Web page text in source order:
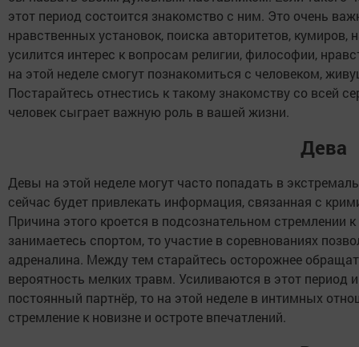
этот период состоится знакомство с ним. Это очень
нравственных установок, поиска авторитетов,
усилится интерес к вопросам религии, философии,
на этой неделе смогут познакомиться с человеком,
Постарайтесь отнестись к такому знакомству со всей
человек сыграет важную роль в вашей жизни.
Дева
Девы на этой неделе могут часто попадать в
сейчас будет привлекать информация, связанная с
Причина этого кроется в подсознательном стремлении
занимаетесь спортом, то участие в соревнованиях
адреналина. Между тем старайтесь осторожнее
вероятность мелких травм. Усиливаются в этот период
постоянный партнёр, то на этой неделе в интимных
стремление к новизне и остроте впечатлений.